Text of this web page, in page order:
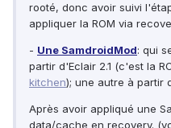
rooté, donc avoir suivi
appliquer la ROM via
- Une SamdroidMod: qui
partir d'Eclair 2.1 (c'est la
kitchen); une autre à partir
Après avoir appliqué une
data/cache en recovery.